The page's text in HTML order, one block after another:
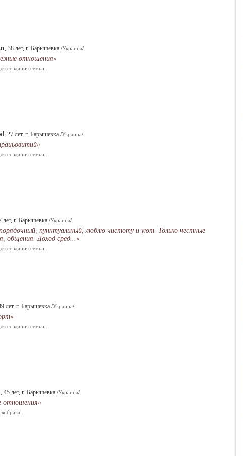
, 38 лет, г. Барышевка /Украина/
отношения»
создания семьи.
, 27 лет, г. Барышевка /Украина/
создания семьи.
лет, г. Барышевка /Украина/
пунктуальный, люблю чистоту и уют. Только честные
общения. Доход сред...»
создания семьи.
лет, г. Барышевка /Украина/
создания семьи.
, 45 лет, г. Барышевка /Украина/
отношения»
брака.